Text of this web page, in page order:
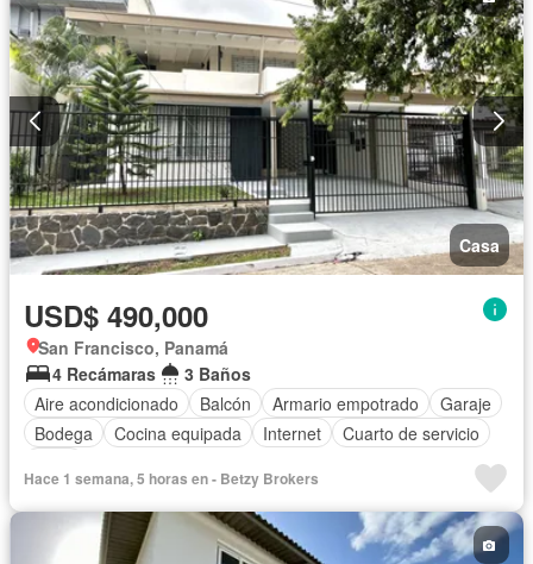
Casa
USD$ 490,000
San Francisco, Panamá
4 Recámaras
3 Baños
Aire acondicionado
Balcón Armario empotrado
Garaje
Bodega
Cocina equipada Internet
Cuarto de servicio
Hace 1 semana, 5 horas en - Betzy Brokers